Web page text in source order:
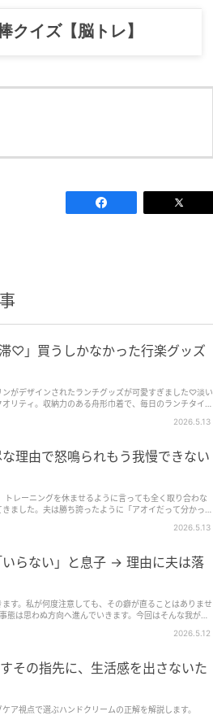
ます。
♡」買うしかなかった行楽グッズ
がデザインされたランチグッズが可愛すぎました♡淡い
リティ。収納力のある舟形巾着で、毎日のランチタイム
2026.5.13
理由で怒鳴られもう我慢できない
レーニングを休ませるように言っても全く取り合わな
ました。夫は勝ち誇ったように「アオイだって分かって
2026.5.13
らない」と息子 → 理由に夫は落
す。私が何度注意しても、その癖が直ることはありませ
は思わぬ方向へ進んでいきます。今回はそんな我が家
2026.5.12
その指先に、生活感を出さないた
ア視点で選ぶハンドクリームの正解を解説します。